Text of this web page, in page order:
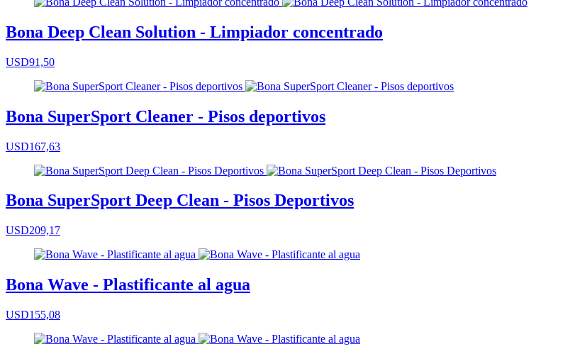
Bona Deep Clean Solution - Limpiador concentrado
USD91,50
Bona SuperSport Cleaner - Pisos deportivos
USD167,63
Bona SuperSport Deep Clean - Pisos Deportivos
USD209,17
Bona Wave - Plastificante al agua
USD155,08